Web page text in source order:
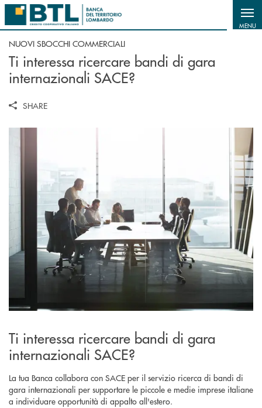
Salta al contenuto principale
MENU
NUOVI SBOCCHI COMMERCIALI
Ti interessa ricercare bandi di gara
internazionali SACE?
SHARE
Ti interessa ricercare bandi di gara
internazionali SACE?
La tua Banca collabora con SACE per il servizio ricerca di bandi di
gara internazionali per supportare le piccole e medie imprese italiane
a individuare opportunità di appalto all'estero.